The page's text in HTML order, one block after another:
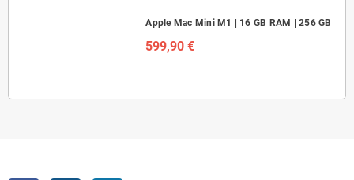
Apple Mac Mini M1 | 16 GB RAM | 256 GB
599,90 €